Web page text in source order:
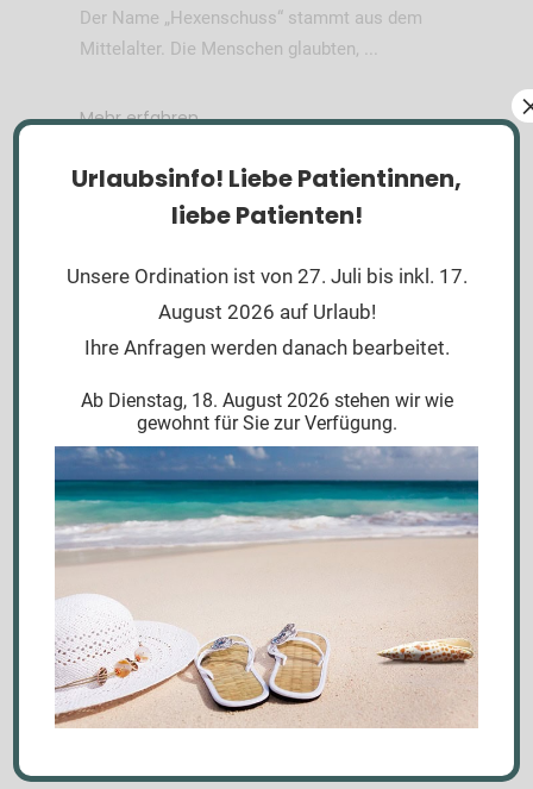
Der Name „Hexenschuss“ stammt aus dem
Mittelalter. Die Menschen glaubten,
Mehr erfahren
Daniela Url
15. Januar 2023 Allgemein,News
Behandlungen,Immunsystem,Tipps & Tricks
Urlaubsinfo! Liebe Patientinnen,
liebe Patienten!
Unsere Ordination ist von 27. Juli bis inkl. 17.
August 2026 auf Urlaub!
Ihre Anfragen werden danach bearbeitet.
Ab Dienstag, 18. August 2026 stehen wir wie
gewohnt für Sie zur Verfügung.